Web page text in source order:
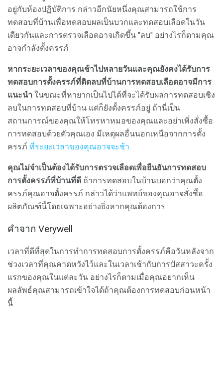
อยู่กับห้องปฏิบัติการ กล่าวอีกนัยหนึ่งคุณสามารถใช้การ
ทดสอบที่บ้านเพื่อทดสอบผลเป็นบวกและทดสอบเลือดในวัน
เดียวกันและการตรวจเลือดอาจเกิดขึ้น "ลบ" อย่างไรก็ตามคุณ
อาจกำลังตั้งครรภ์
หากระยะเวลาของคุณช้าไปหลายวันและคุณยังคงได้รับการ
ทดสอบการตั้งครรภ์ที่ติดลบที่บ้านการทดสอบเลือดอาจมีการ
แนะนำ ในขณะที่หายากเป็นไปได้ที่จะได้รับผลการทดสอบเชิง
ลบในการทดสอบที่บ้าน แต่ก็ยังตั้งครรภ์อยู่ ถ้านี่เป็น
สถานการณ์ของคุณให้โทรหาหมอของคุณและอย่าเพิ่งสั่งซื้อ
การทดสอบด้วยตัวคุณเอง มีเหตุผลอื่นนอกเหนือจากการตั้ง
ครรภ์ ที่ระยะเวลาของคุณอาจจะช้า
คุณไม่จำเป็นต้องได้รับการตรวจเลือดเพื่อยืนยันการทดสอบ
การตั้งครรภ์ที่บ้านที่ดี ถ้าการทดสอบในบ้านบอกว่าคุณตั้ง
ครรภ์คุณอาจตั้งครรภ์ กล่าวได้ว่าแพทย์ของคุณอาจสั่งซื้อ
ผลิตภัณฑ์นี้โดยเฉพาะอย่างยิ่งหากคุณต้องการ
คำจาก Verywell
เวลาที่ดีที่สุดในการทำการทดสอบการตั้งครรภ์คือวันหลังจาก
ช่วงเวลาที่คุณคาดหวังไว้และในเวลาเช้ากับการปัสสาวะครั้ง
แรกของคุณในแต่ละวัน อย่างไรก็ตามเมื่อคุณอยากเห็น
ผลลัพธ์คุณสามารถเข้าใจได้ถ้าคุณต้องการทดสอบก่อนหน้า
นี้